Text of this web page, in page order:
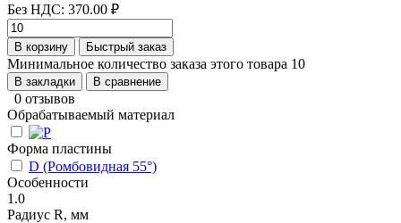
Без НДС: 370.00 ₽
В корзину Быстрый заказ
Минимальное количество заказа этого товара 10
В закладки В сравнение
0 отзывов
Обрабатываемый материал
Форма пластины
D (Ромбовидная 55°)
Особенности
1.0
Радиус R, мм